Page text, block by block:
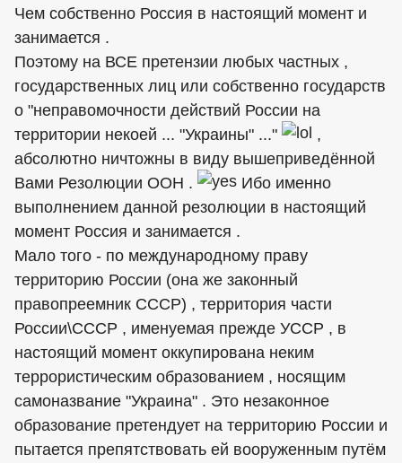
Чем собственно Россия в настоящий момент и
занимается .
Поэтому на ВСЕ претензии любых частных ,
государственных лиц или собственно государств
о "неправомочности действий России на
территории некоей ... "Украины" ..."
,
абсолютно ничтожны в виду вышеприведённой
Вами Резолюции ООН .
Ибо именно
выполнением данной резолюции в настоящий
момент Россия и занимается .
Мало того - по международному праву
территорию России (она же законный
правопреемник СССР) , территория части
России\СССР , именуемая прежде УССР , в
настоящий момент оккупирована неким
террористическим образованием , носящим
самоназвание "Украина" . Это незаконное
образование претендует на территорию России и
пытается препятствовать ей вооруженным путём